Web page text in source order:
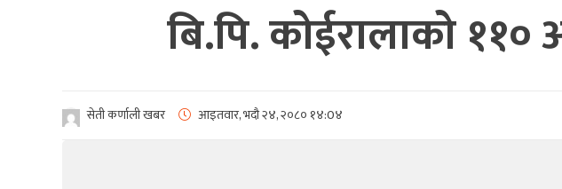
बि.पि. कोईरालाको
सेती कर्णाली खबर आइतवार, भदौ २४, २०८० १४:0४